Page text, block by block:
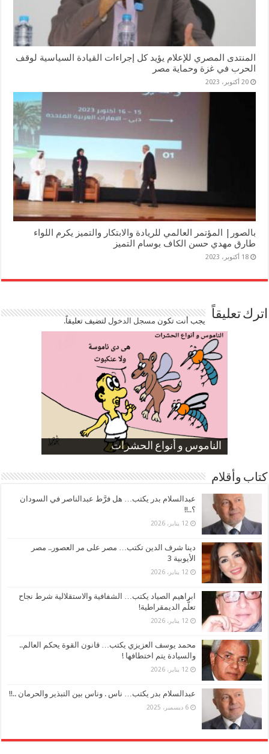
المنتدى المصري للإعلام يؤيد كل إجراءات القيادة السياسية لوقف
الحرب في غزة وحماية مصر
20 أكتوبر، 2023
بالصور| المؤتمر العالمي للريادة والابتكار والتميز يكرم اللواء
طارق مهدي حسن الكاف بوسام التميز
18 أكتوبر، 2023
اترك تعليقاً يجب أنت تكون مسجل الدخوللتضيف تعليقاً.
الناموس و أنواع الحشرات
الموظفين بعد ارتفاع الأسعار
ارتفاع نسبة الطلاق في مصر
صورة كاركاتيرية
صورة كاركاتيرية
كتاب وأقلام
عبدالسلام بدر يكتب… هل فرَّط عبدالناصر في السودان
؟..!!
12 يناير، 2026
دينا شرف الدين تكتب… مصر على مر العصور.. مصر
الأيوبية 3
12 يناير، 2026
ابراهيم الصياد يكتب… الشفافية والاستقلالية شرط نجاح
تعلُّم الديمقراطية!
12 يناير، 2026
محمد يوسف العزيزي يكتب… قانون القوة يحكم العالم..
والسيادة يتم اختطافها !
12 يناير، 2026
عبدالسلام بدر يكتب… ناس . وناس بين التبذير والحرمان ..!!
6 ديسمبر، 2025